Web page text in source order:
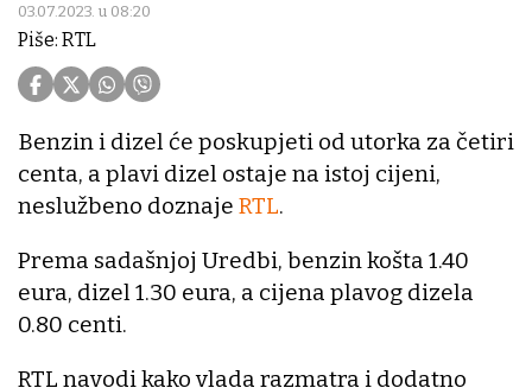
03.07.2023. u 08:20
Piše: RTL
Benzin i dizel će poskupjeti od utorka za četiri
centa, a plavi dizel ostaje na istoj cijeni,
neslužbeno doznaje RTL.
Prema sadašnjoj Uredbi, benzin košta 1.40
eura, dizel 1.30 eura, a cijena plavog dizela
0.80 centi.
RTL navodi kako vlada razmatra i dodatno